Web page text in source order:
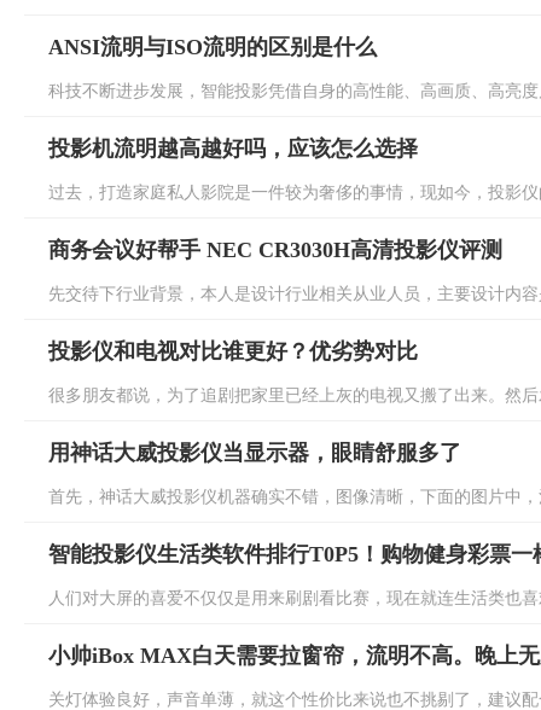
ANSI流明与ISO流明的区别是什么
科技不断进步发展，智能投影凭借自身的高性能、高画质、高亮
投影机流明越高越好吗，应该怎么选择
过去，打造家庭私人影院是一件较为奢侈的事情，现如今，投影
商务会议好帮手 NEC CR3030H高清投影仪评测
先交待下行业背景，本人是设计行业相关从业人员，主要设计内
投影仪和电视对比谁更好？优劣势对比
很多朋友都说，为了追剧把家里已经上灰的电视又搬了出来。然
用神话大威投影仪当显示器，眼睛舒服多了
首先，神话大威投影仪机器确实不错，图像清晰，下面的图片中
智能投影仪生活类软件排行T0P5！购物健身彩票一
人们对大屏的喜爱不仅仅是用来刷剧看比赛，现在就连生活类也
小帅iBox MAX白天需要拉窗帘，流明不高。晚上
关灯体验良好，声音单薄，就这个性价比来说也不挑剔了，建议